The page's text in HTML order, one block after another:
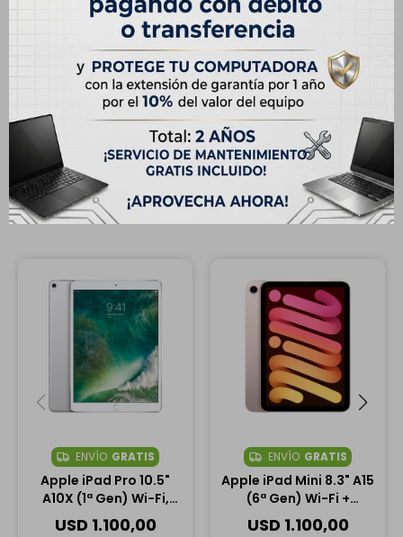
DescripciónEspecificaciones
Garantía Oficial Apple
Productos que te pueden interesar
ENVÍO GRATIS
Apple iPad Pro 10.5"
A10X (1ª Gen) Wi-Fi,
256GB - Plata
USD 1.100,00
ENVÍO GRATIS
Apple iPad Mini 8.3" A15
(6ª Gen) Wi-Fi +
Cellular, 64GB - Rosa
USD 1.100,00